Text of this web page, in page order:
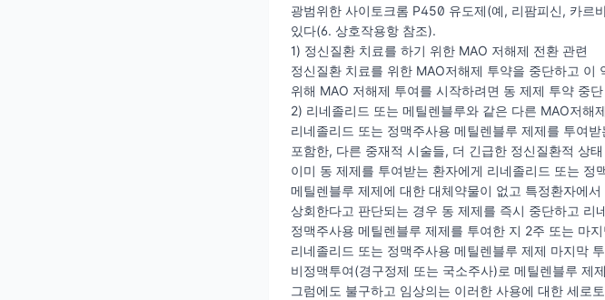
광범위한 사이토크롬 P450 유도제(예, 리팜피신, 카르
있다(6. 상호작용항 참조).
1) 정신질환 치료를 하기 위한 MAO 저해제 전환 관련
정신질환 치료를 위한 MAO저해제 투약을 중단하고
위해 MAO 저해제 투여를 시작하려면 동 제제 투약 중
2) 리네졸리드 또는 메틸렌블루와 같은 다른 MAO저해제
리네졸리드 또는 정맥주사용 메틸렌블루 제제를 투여
포함한, 다른 중재적 시술들, 더 긴급한 정신질환적 상
이미 동 제제를 투여받는 환자에게 리네졸리드 또는
메틸렌블루 제제에 대한 대체약물이 없고 특정환자에
상회한다고 판단되는 경우 동 제제를 즉시 중단하고
정맥주사용 메틸렌블루 제제를 투여한 지 2주 또는 마
리네졸리드 또는 정맥주사용 메틸렌블루 제제 마지막
비정맥투여(경구정제 또는 국소주사)로 메틸렌블루
그럼에도 불구하고 임상의는 이러한 사용에 대한 세로